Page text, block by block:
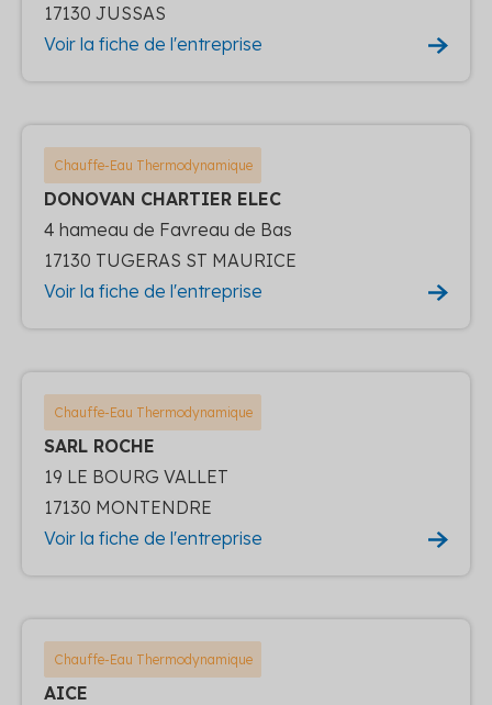
17130 JUSSAS
Voir la fiche de l'entreprise
Chauffe-Eau Thermodynamique
DONOVAN CHARTIER ELEC
4 hameau de Favreau de Bas
17130 TUGERAS ST MAURICE
Voir la fiche de l'entreprise
Chauffe-Eau Thermodynamique
SARL ROCHE
19 LE BOURG VALLET
17130 MONTENDRE
Voir la fiche de l'entreprise
Chauffe-Eau Thermodynamique
AICE